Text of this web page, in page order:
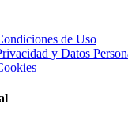
de Uso
y Datos